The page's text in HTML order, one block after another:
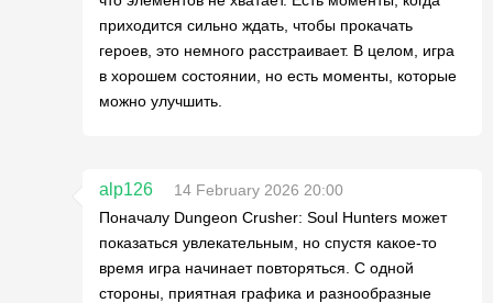
приходится сильно ждать, чтобы прокачать
героев, это немного расстраивает. В целом, игра
в хорошем состоянии, но есть моменты, которые
можно улучшить.
alp126
14 February 2026 20:00
Поначалу Dungeon Crusher: Soul Hunters может
показаться увлекательным, но спустя какое-то
время игра начинает повторяться. С одной
стороны, приятная графика и разнообразные